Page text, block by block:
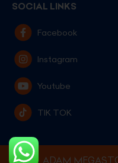
SOCIAL LINKS
Facebook
Instagram
Youtube
TIK TOK
ADAM